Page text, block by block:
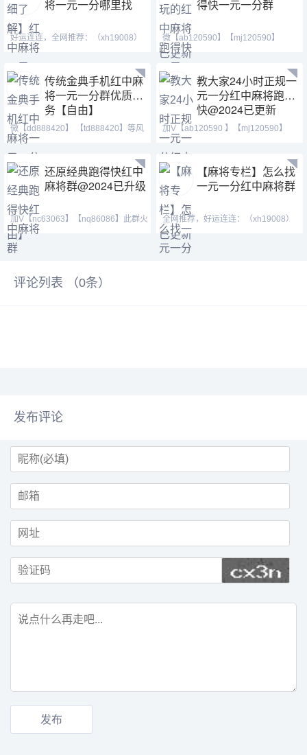
将一元一分哪里找
好运连连，全网推荐：（xh19008）
（ xh29008）【tj19008】一元一分
得快一元一分群
微【ab120590】【mj120590】
【tj525555】红中换三张缺
传统金典手机红中麻
将一元一分群优质服
务【自由】
微【dd888420】 【td888420】等风
也等你。喜欢打麻将
教大家24小时正规一
元一分红中麻将跑得
快@2024已更新
加V【ab120590 】【mj120590】
【tj525555】群主QQ:443
还原经典跑得快红中
麻将群@2024已升级
加V【nc63063】【nq86086】此群火
爆正规，玩法简单，随玩
【麻将专栏】怎么找
一元一分红中麻将群
全网推荐，好运连连：（xh19008）
（ xh29008）【tj19008】红中麻将
评论列表 （0条）
发布评论